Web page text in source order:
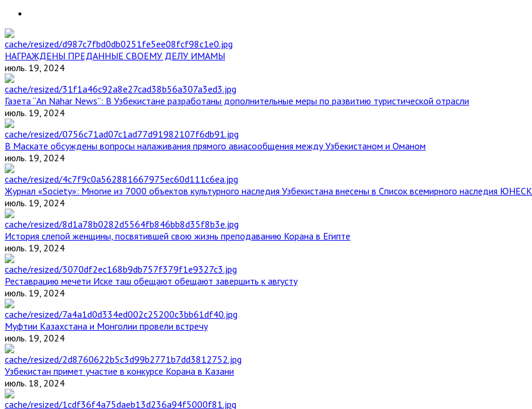
НАГРАЖДЕНЫ ПРЕДАННЫЕ СВОЕМУ ДЕЛУ ИМАМЫ
июль. 19, 2024
Газета “An Nahar News”: В Узбекистане разработаны дополнительные меры по развитию туристической отрасли
июль. 19, 2024
В Маскате обсуждены вопросы налаживания прямого авиасообщения между Узбекистаном и Оманом
июль. 19, 2024
Журнал «Society»: Многие из 7000 объектов культурного наследия Узбекистана внесены в Список всемирного наследия
июль. 19, 2024
История слепой женщины, посвятившей свою жизнь преподаванию Корана в Египте
июль. 19, 2024
Реставрацию мечети Иске таш обещают обещают завершить к августу
июль. 19, 2024
Муфтии Казахстана и Монголии провели встречу
июль. 19, 2024
Узбекистан примет участие в конкурсе Корана в Казани
июль. 18, 2024